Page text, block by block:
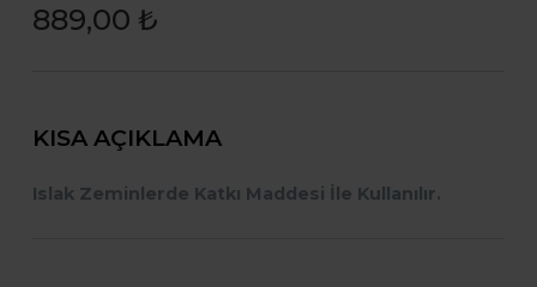
889,00 ₺
KISA AÇIKLAMA
Islak Zeminlerde Katkı Maddesi İle Kullanılır.